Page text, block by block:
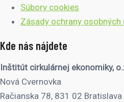
Súbory cookies
Zásady ochrany osobných
Kde nás nájdete
Inštitút cirkulárnej ekonomiky,
Nová Cvernovka
Račianska 78, 831 02 Bratislava